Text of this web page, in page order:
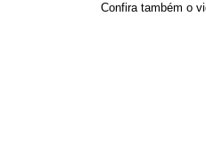
Confira também o